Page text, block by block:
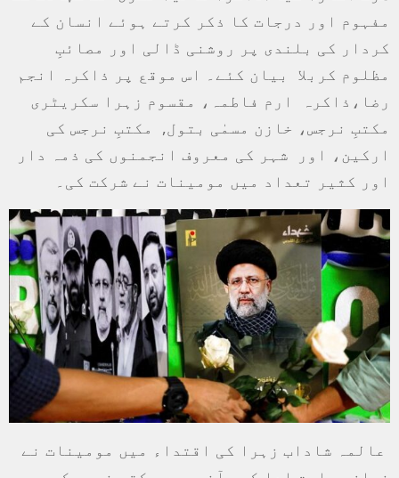
مفہوم اور درجات کا ذکر کرتے ہوئے انسان کے
کردار کی بلندی پر روشنی ڈالی اور مصائبِ
مظلوم کربلا بیان کئے۔ اس موقع پر ذاکرہ انجم
رضا،ذاکرہ ارم فاطمہ، مقسوم زہرا سکریٹری
مکتبِ نرجس، خازن مسمٰی بتول, مکتبِ نرجس کی
ارکین، اور شہر کی معروف انجمنوں کی ذمہ دار
اور کثیر تعداد میں مومینات نے شرکت کی۔
عالمہ شاداب زہرا کی اقتداء میں مومینات نے